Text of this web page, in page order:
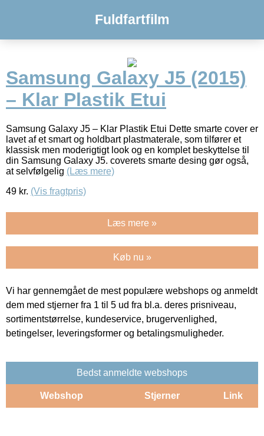
Fuldfartfilm
Samsung Galaxy J5 (2015)
– Klar Plastik Etui
Samsung Galaxy J5 – Klar Plastik Etui Dette smarte cover er
lavet af et smart og holdbart plastmaterale, som tilfører et
klassisk men moderigtigt look og en komplet beskyttelse til
din Samsung Galaxy J5. coverets smarte desing gør også,
at selvfølgelig (Læs mere)
49 kr. (Vis fragtpris)
Læs mere »
Køb nu »
Vi har gennemgået de mest populære webshops og anmeldt
dem med stjerner fra 1 til 5 ud fra bl.a. deres prisniveau,
sortimentstørrelse, kundeservice, brugervenlighed,
betingelser, leveringsformer og betalingsmuligheder.
Bedst anmeldte webshops
Webshop Stjerner Link